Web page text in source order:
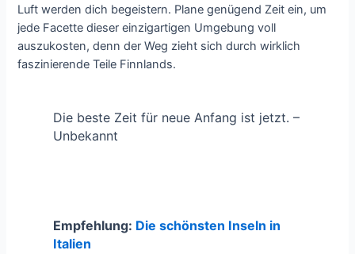
Luft werden dich begeistern. Plane genügend Zeit ein, um
jede Facette dieser einzigartigen Umgebung voll
auszukosten, denn der Weg zieht sich durch wirklich
faszinierende Teile Finnlands.
Die beste Zeit für neue Anfang ist jetzt. –
Unbekannt
Empfehlung: Die schönsten Inseln in
Italien